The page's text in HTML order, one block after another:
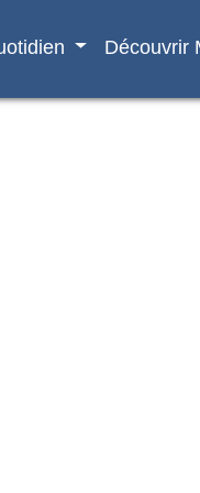
Découvrir